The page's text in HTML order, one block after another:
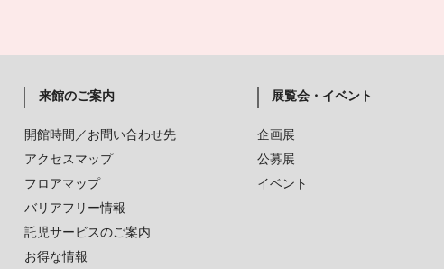
来館のご案内
開館時間／お問い合わせ先
アクセスマップ
フロアマップ
バリアフリー情報
託児サービスのご案内
お得な情報
展覧会・イベント
企画展
公募展
イベント